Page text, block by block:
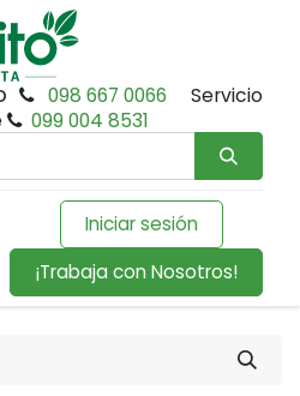
098 667 0066
Servicio
099 004 8531
Iniciar sesión
¡Trabaja con Nosotros!